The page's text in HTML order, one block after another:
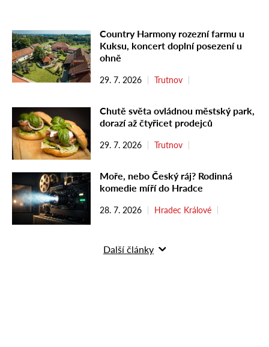
Country Harmony rozezní farmu u
Kuksu, koncert doplní posezení u
ohně
29. 7. 2026 Trutnov
Chutě světa ovládnou městský park,
dorazí až čtyřicet prodejců
29. 7. 2026 Trutnov
Moře, nebo Český ráj? Rodinná
komedie míří do Hradce
28. 7. 2026 Hradec Králové
Další články